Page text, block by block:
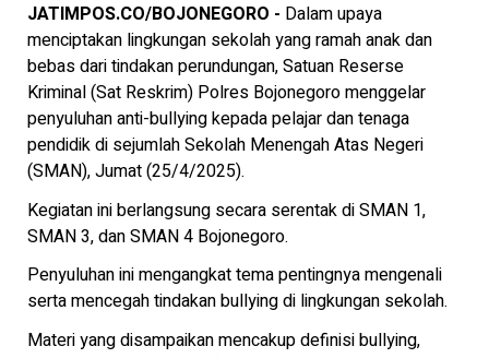
JATIMPOS.CO/BOJONEGORO - Dalam upaya
menciptakan lingkungan sekolah yang ramah anak dan
bebas dari tindakan perundungan, Satuan Reserse
Kriminal (Sat Reskrim) Polres Bojonegoro menggelar
penyuluhan anti-bullying kepada pelajar dan tenaga
pendidik di sejumlah Sekolah Menengah Atas Negeri
(SMAN), Jumat (25/4/2025).
Kegiatan ini berlangsung secara serentak di SMAN 1,
SMAN 3, dan SMAN 4 Bojonegoro.
Penyuluhan ini mengangkat tema pentingnya mengenali
serta mencegah tindakan bullying di lingkungan sekolah.
Materi yang disampaikan mencakup definisi bullying,